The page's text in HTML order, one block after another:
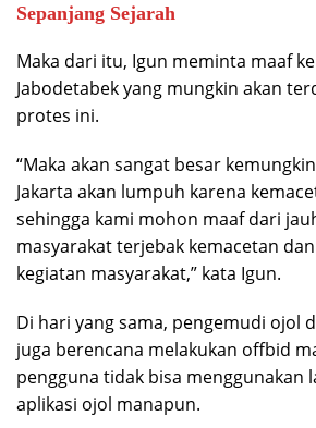
Sepanjang Sejarah
Maka dari itu, Igun meminta maaf
Jabodetabek yang mungkin akan
protes ini.
“Maka akan sangat besar
Jakarta akan lumpuh karena
sehingga kami mohon maaf dari
masyarakat terjebak kemacetan
kegiatan masyarakat,” kata Igun.
Di hari yang sama, pengemudi ojol
juga berencana melakukan offbid
pengguna tidak bisa menggunakan
aplikasi ojol manapun.